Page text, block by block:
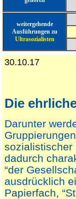
weitergehende
Ausführungen zu
Ultrasozialisten
30.10.17
Die
Darunter
sozialistischer
dadurch
“der
ausdrücklich
Papierfach,